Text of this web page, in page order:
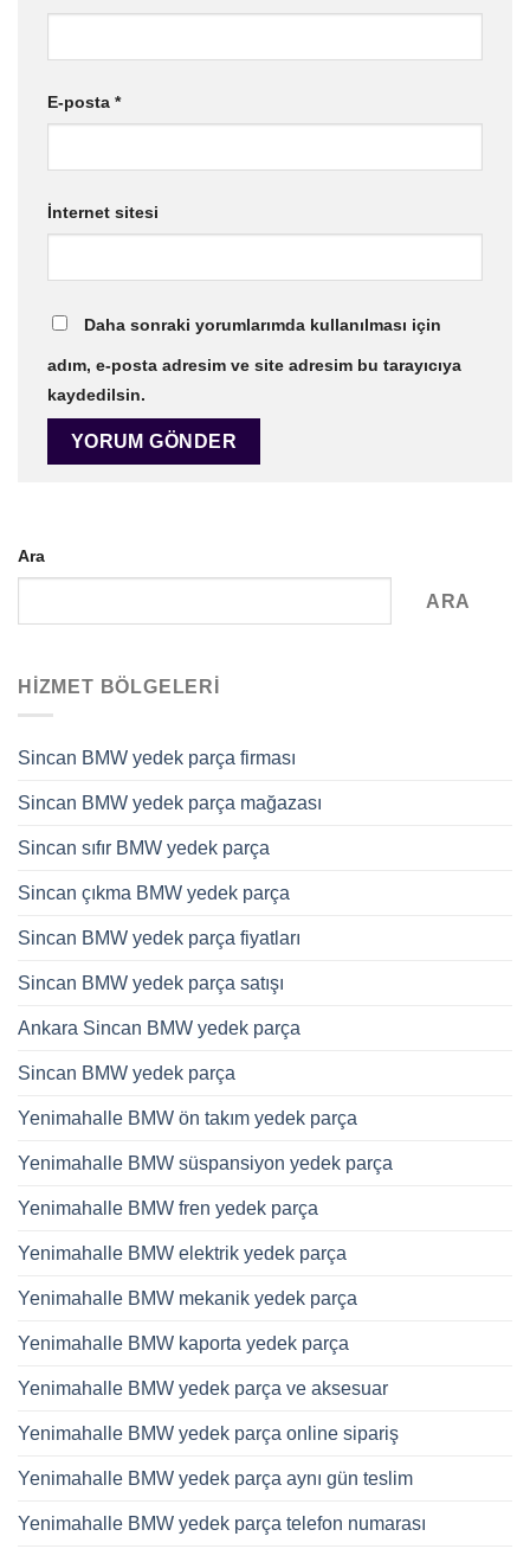
E-posta *
İnternet sitesi
Daha sonraki yorumlarımda kullanılması için
adım, e-posta adresim ve site adresim bu tarayıcıya
kaydedilsin.
Ara
ARA
HIZMET BÖLGELERI
Sincan BMW yedek parça firması
Sincan BMW yedek parça mağazası
Sincan sıfır BMW yedek parça
Sincan çıkma BMW yedek parça
Sincan BMW yedek parça fiyatları
Sincan BMW yedek parça satışı
Ankara Sincan BMW yedek parça
Sincan BMW yedek parça
Yenimahalle BMW ön takım yedek parça
Yenimahalle BMW süspansiyon yedek parça
Yenimahalle BMW fren yedek parça
Yenimahalle BMW elektrik yedek parça
Yenimahalle BMW mekanik yedek parça
Yenimahalle BMW kaporta yedek parça
Yenimahalle BMW yedek parça ve aksesuar
Yenimahalle BMW yedek parça online sipariş
Yenimahalle BMW yedek parça aynı gün teslim
Yenimahalle BMW yedek parça telefon numarası